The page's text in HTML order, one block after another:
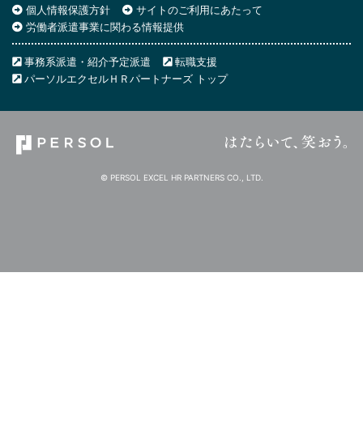
個人情報保護方針
サイトのご利用にあたって
労働者派遣事業に関わる情報提供
事務系派遣・紹介予定派遣
転職支援
パーソルエクセルＨＲパートナーズ トップ
© PERSOL EXCEL HR PARTNERS CO., LTD.